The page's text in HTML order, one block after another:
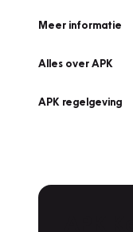
Meer informatie
Alles over APK
APK regelgeving